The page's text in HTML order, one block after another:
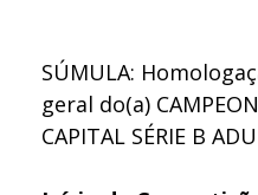
SÚMULA:
geral do(a)
CAPITAL SÉRIE B